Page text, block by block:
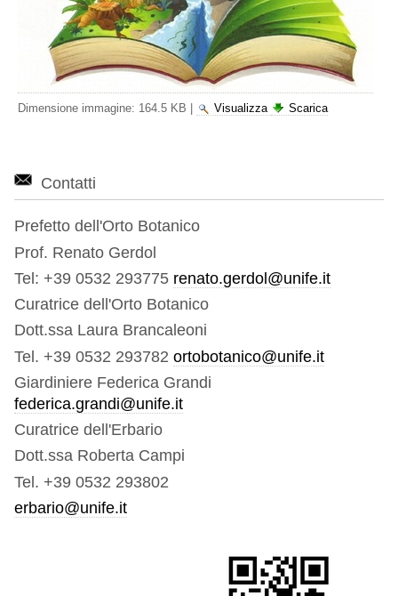
Dimensione immagine: 164.5 KB Visualizza Scarica
Contatti
Prefetto dell'Orto Botanico
Prof. Renato Gerdol
Tel: +39 0532 293775 renato.gerdol@unife.it
Curatrice dell'Orto Botanico
Dott.ssa Laura Brancaleoni
Tel. +39 0532 293782 ortobotanico@unife.it
Giardiniere Federica Grandi
federica.grandi@unife.it
Curatrice dell'Erbario
Dott.ssa Roberta Campi
Tel. +39 0532 293802
erbario@unife.it